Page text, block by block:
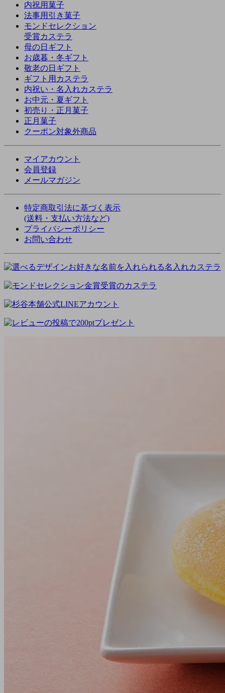
内祝用菓子
法事用引き菓子
モンドセレクション
受賞カステラ
母の日ギフト
お歳暮・冬ギフト
敬老の日ギフト
ギフト用カステラ
内祝い・名入れカステラ
お中元・夏ギフト
初売り・正月菓子
正月菓子
クーポン対象外商品
マイアカウント
会員登録
メールマガジン
特定商取引法に基づく表示
(送料・支払い方法など)
プライバシーポリシー
お問い合わせ